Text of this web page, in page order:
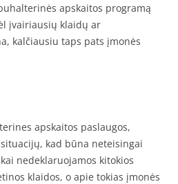
apskaitos programą
įvairiausių klaidų ar
kalčiausiu taps pats įmonės
apskaitos paslaugos,
kad būna neteisingai
nedeklaruojamos kitokios
klaidos, o apie tokias įmonės